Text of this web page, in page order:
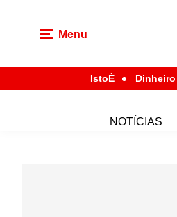
Menu
IstoÉ Dinheiro
NOTÍCIAS